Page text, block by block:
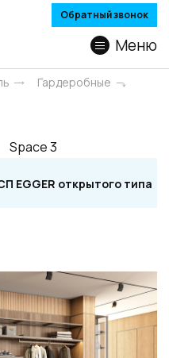
Обратный звонок
Меню
Гардеробные
Space 3
EGGER открытого типа